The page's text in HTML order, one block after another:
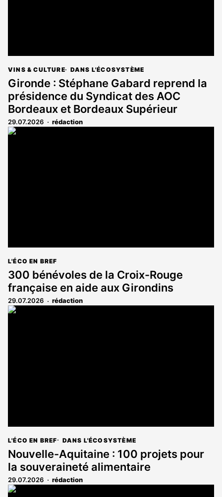
VINS & CULTURE DANS L'ÉCOSYSTÈME
Gironde : Stéphane Gabard reprend la
présidence du Syndicat des AOC
Bordeaux et Bordeaux Supérieur
29.07.2026 rédaction
L'ÉCO EN BREF
300 bénévoles de la Croix-Rouge
française en aide aux Girondins
29.07.2026 rédaction
L'ÉCO EN BREF DANS L'ÉCOSYSTÈME
Nouvelle-Aquitaine : 100 projets pour
la souveraineté alimentaire
29.07.2026 rédaction